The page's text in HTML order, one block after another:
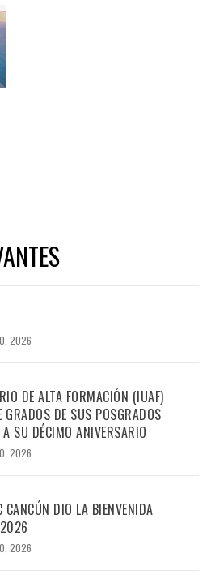
2026
DE ALTA FORMACIÓN (IUAF)
GRADOS DE SUS POSGRADOS
SU DÉCIMO ANIVERSARIO
2026
DIO LA BIENVENIDA
2026